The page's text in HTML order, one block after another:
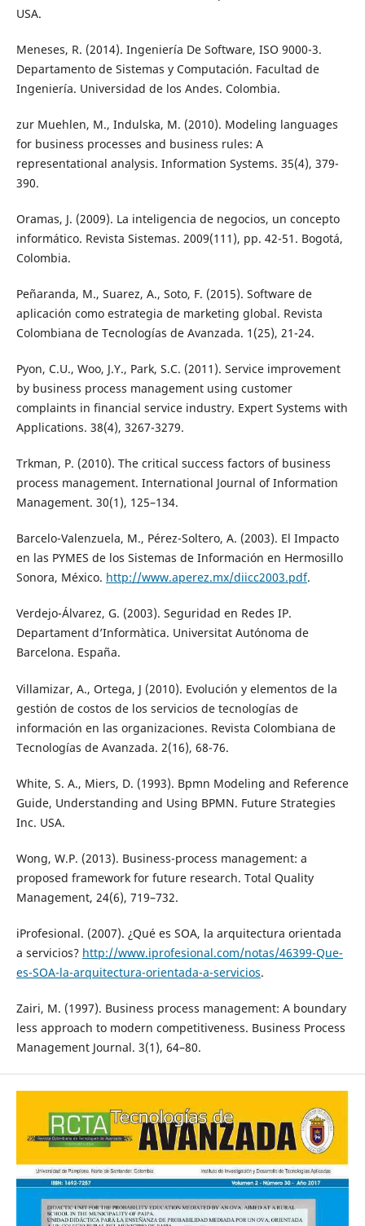
USA.
Meneses, R. (2014). Ingeniería De Software, ISO 9000-3.
Departamento de Sistemas y Computación. Facultad de
Ingeniería. Universidad de los Andes. Colombia.
zur Muehlen, M., Indulska, M. (2010). Modeling languages
for business processes and business rules: A
representational analysis. Information Systems. 35(4), 379-
390.
Oramas, J. (2009). La inteligencia de negocios, un concepto
informático. Revista Sistemas. 2009(111), pp. 42-51. Bogotá,
Colombia.
Peñaranda, M., Suarez, A., Soto, F. (2015). Software de
aplicación como estrategia de marketing global. Revista
Colombiana de Tecnologías de Avanzada. 1(25), 21-24.
Pyon, C.U., Woo, J.Y., Park, S.C. (2011). Service improvement
by business process management using customer
complaints in financial service industry. Expert Systems with
Applications. 38(4), 3267-3279.
Trkman, P. (2010). The critical success factors of business
process management. International Journal of Information
Management. 30(1), 125–134.
Barcelo-Valenzuela, M., Pérez-Soltero, A. (2003). El Impacto
en las PYMES de los Sistemas de Información en Hermosillo
Sonora, México. http://www.aperez.mx/diicc2003.pdf.
Verdejo-Álvarez, G. (2003). Seguridad en Redes IP.
Departament d’Informàtica. Universitat Autónoma de
Barcelona. España.
Villamizar, A., Ortega, J (2010). Evolución y elementos de la
gestión de costos de los servicios de tecnologías de
información en las organizaciones. Revista Colombiana de
Tecnologías de Avanzada. 2(16), 68-76.
White, S. A., Miers, D. (1993). Bpmn Modeling and Reference
Guide, Understanding and Using BPMN. Future Strategies
Inc. USA.
Wong, W.P. (2013). Business-process management: a
proposed framework for future research. Total Quality
Management, 24(6), 719–732.
iProfesional. (2007). ¿Qué es SOA, la arquitectura orientada
a servicios? http://www.iprofesional.com/notas/46399-Que-
es-SOA-la-arquitectura-orientada-a-servicios.
Zairi, M. (1997). Business process management: A boundary
less approach to modern competitiveness. Business Process
Management Journal. 3(1), 64–80.